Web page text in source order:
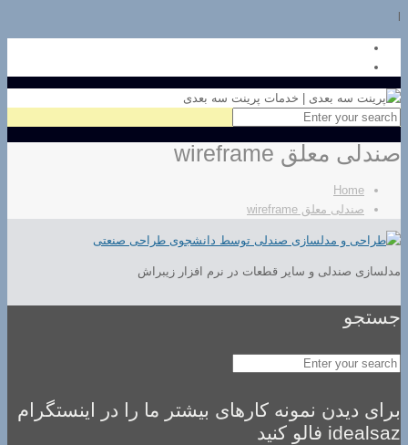
صندلی معلق wireframe
Home
صندلی معلق wireframe
مدلسازی صندلی و سایر قطعات در نرم افزار زیبراش
جستجو
برای دیدن نمونه کارهای بیشتر ما را در اینستگرام
idealsaz فالو کنید